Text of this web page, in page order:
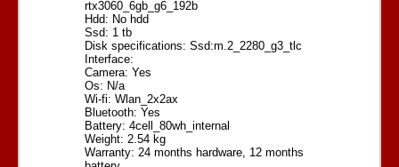
rtx3060_6gb_g6_192b
Hdd: No hdd
Ssd: 1 tb
Disk specifications: Ssd:m.2_2280_g3_tlc
Interface:
Camera: Yes
Os: N/a
Wi-fi: Wlan_2x2ax
Bluetooth: Yes
Battery: 4cell_80wh_internal
Weight: 2.54 kg
Warranty: 24 months hardware, 12 months